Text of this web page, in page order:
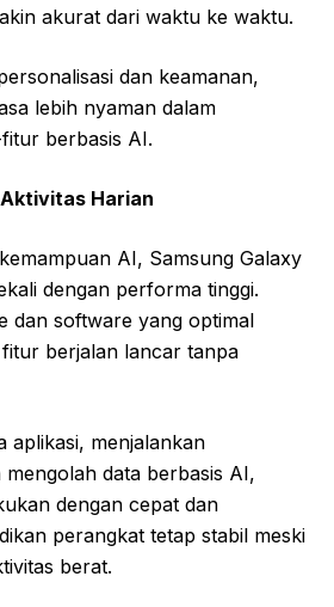
akurat dari waktu ke waktu.
dan keamanan,
lebih nyaman dalam
berbasis AI.
Harian
AI, Samsung Galaxy
dengan performa tinggi.
dan software yang optimal
berjalan lancar tanpa
aplikasi, menjalankan
mengolah data berbasis AI,
dengan cepat dan
perangkat tetap stabil meski
berat.